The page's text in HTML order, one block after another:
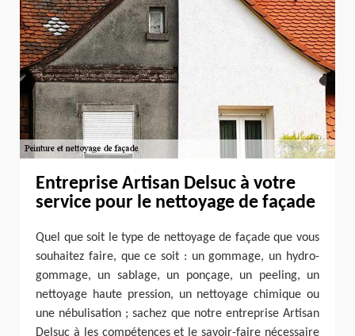
Entreprise Artisan Delsuc à votre
service pour le nettoyage de façade
Quel que soit le type de nettoyage de façade que vous
souhaitez faire, que ce soit : un gommage, un hydro-
gommage, un sablage, un ponçage, un peeling, un
nettoyage haute pression, un nettoyage chimique ou
une nébulisation ; sachez que notre entreprise Artisan
Delsuc à les compétences et le savoir-faire nécessaire